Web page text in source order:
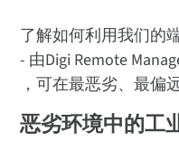
了解如何利用我们的
- 由Digi Remote
，可在最恶劣、最偏
恶劣环境中的工